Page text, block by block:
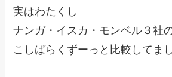
実はわたくし
ナンガ・イスカ・モンベル３社
こしばらくずーっと比較してまし